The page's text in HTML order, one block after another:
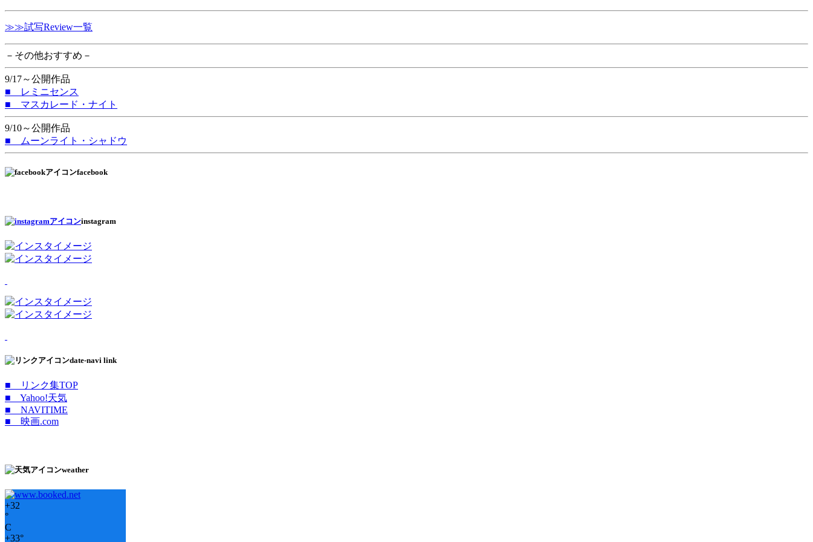
≫≫試写Review一覧
－その他おすすめ－
9/17～公開作品
■ レミニセンス
■ マスカレード・ナイト
9/10～公開作品
■ ムーンライト・シャドウ
facebook
instagram
date-navi link
■ リンク集TOP
■ Yahoo!天気
■ NAVITIME
■ 映画.com
weather
+32
°
C
+33°